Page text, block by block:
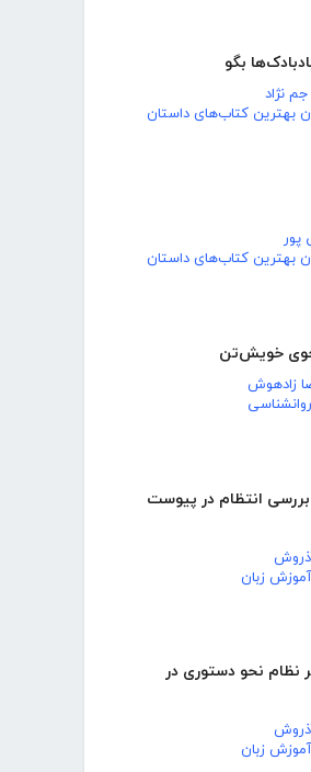
بگو
نژاد
بهترین کتاب‌های داستان
پور
بهترین کتاب‌های داستان
خویش‌تن
زادهوش
بررسی انتظام در پیوست
زبان
نظام نحو دستوری در
زبان